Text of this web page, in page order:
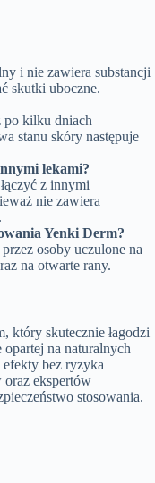
i nie zawiera substancji
skutki uboczne.
po kilku dniach
stanu skóry następuje
lekami?
z innymi
nie zawiera
Yenki Derm?
osoby uczulone na
na otwarte rany.
który skutecznie łagodzi
na naturalnych
efekty bez ryzyka
ekspertów
stosowania.